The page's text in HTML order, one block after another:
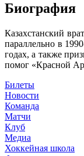
Биография
Казахстанский
параллельно в
годах, а также
помог «Красной
Билеты
Новости
Команда
Матчи
Клуб
Медиа
Хоккейная школа